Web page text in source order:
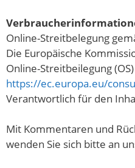
Online-Streitbelegung
Die Europäische
Online-Streitbeilegung
https://ec.europa.eu/
Verantwortlich für den
Mit Kommentaren und
wenden Sie sich bitte an